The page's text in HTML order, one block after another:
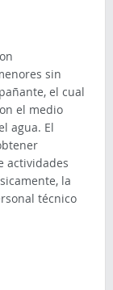
sin
el cual
el medio
agua. El
actividades
la
técnico